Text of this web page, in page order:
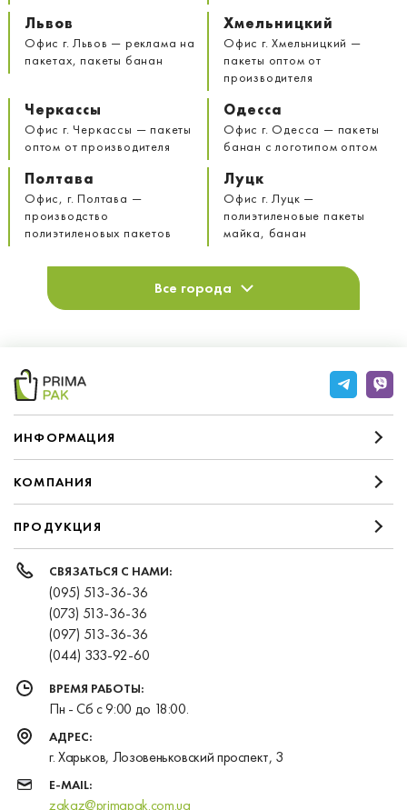
Львов
Офис г. Львов — реклама на
пакетах, пакеты банан
Хмельницкий
Офис г. Хмельницкий —
пакеты оптом от
производителя
Черкассы
Офис г. Черкассы — пакеты
оптом от производителя
Одесса
Офис г. Одесса — пакеты
банан с логотипом оптом
Полтава
Офис, г. Полтава —
производство
полиэтиленовых пакетов
Луцк
Офис г. Луцк —
полиэтиленовые пакеты
майка, банан
Все города
ИНФОРМАЦИЯ
КОМПАНИЯ
ПРОДУКЦИЯ
СВЯЗАТЬСЯ С НАМИ:
(095) 513-36-36
(073) 513-36-36
(097) 513-36-36
(044) 333-92-60
ВРЕМЯ РАБОТЫ:
Пн - Сб с 9:00 до 18:00.
АДРЕС:
г. Харьков, Лозовеньковский проспект, 3
E-MAIL:
zakaz@primapak.com.ua